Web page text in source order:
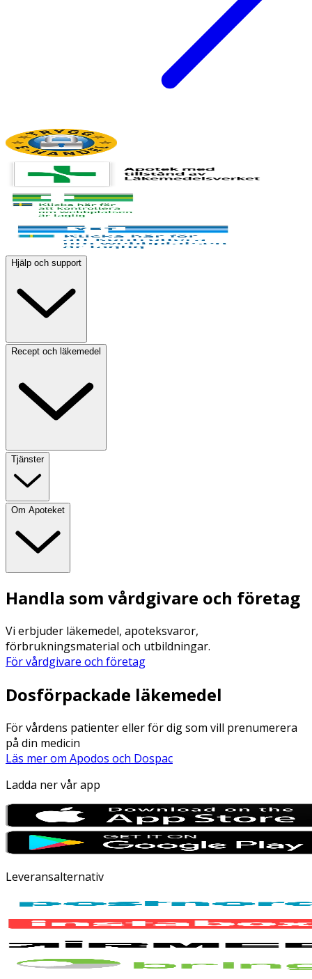
Hjälp och support
Recept och läkemedel
Tjänster
Om Apoteket
Handla som vårdgivare och företag
Vi erbjuder läkemedel, apoteksvaror,
förbrukningsmaterial och utbildningar.
För vårdgivare och företag
Dosförpackade läkemedel
För vårdens patienter eller för dig som vill prenumerera
på din medicin
Läs mer om Apodos och Dospac
Ladda ner vår app
Leveransalternativ